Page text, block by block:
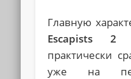
Главную
Escapists 2
практически
уже на